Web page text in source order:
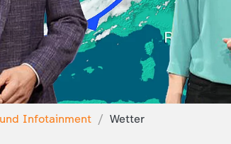
Infotainment Wetter